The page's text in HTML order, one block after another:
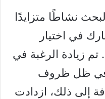
نشاطًا متزايدًا
في اختيار
تم زيادة الرغبة في
في ظل ظروف
إلى ذلك، ازدادت